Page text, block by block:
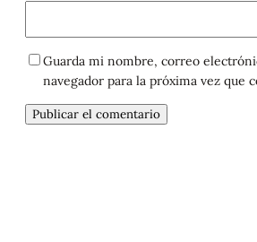
Guarda mi nombre, correo
navegador para la próxima vez que